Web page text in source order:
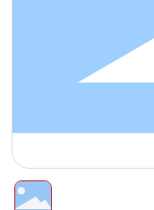
联系我们